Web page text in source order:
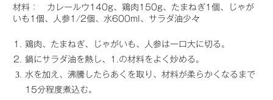
材料： カレールウ140g、鶏肉150g、たまねぎ1個、じゃが
いも1個、人参1/2個、水600ml、サラダ油少々
鶏肉、たまねぎ、じゃがいも、人参は一口大に切る。
鍋にサラダ油を熱し、1.の材料をよく炒める。
水を加え、沸騰したらあくを取り、材料が柔らかくなるまで
15分程度煮込む。